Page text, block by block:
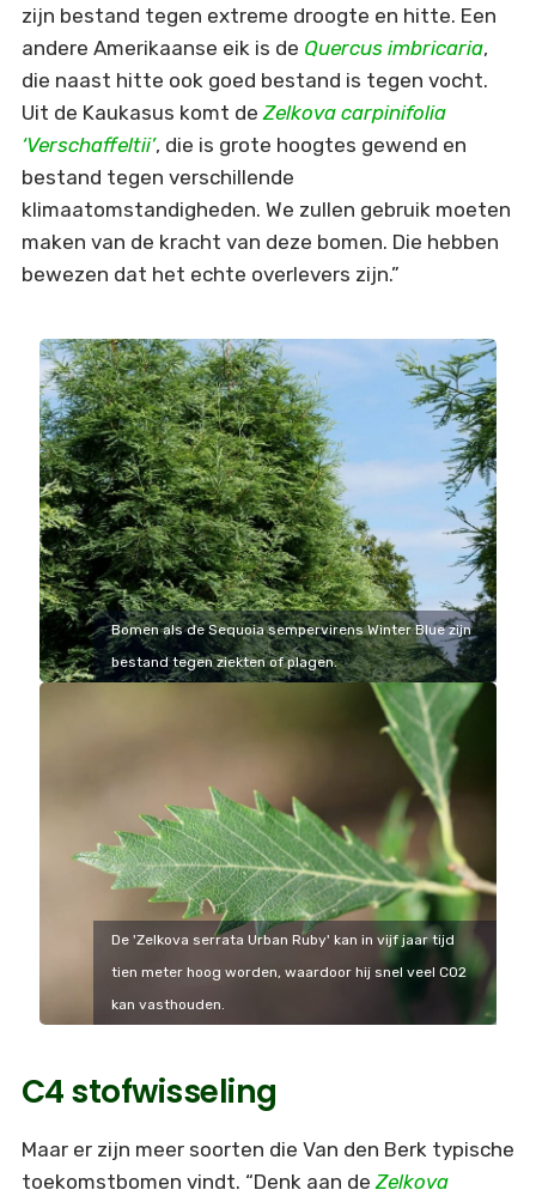
zijn bestand tegen extreme droogte en hitte. Een
andere Amerikaanse eik is de Quercus imbricaria,
die naast hitte ook goed bestand is tegen vocht.
Uit de Kaukasus komt deZelkova carpinifolia
‘Verschaffeltii’, die is grote hoogtes gewend en
bestand tegen verschillende
klimaatomstandigheden. We zullen gebruik moeten
maken van de kracht van deze bomen. Die hebben
bewezen dat het echte overlevers zijn.”
Bomen als de Sequoia sempervirens Winter Blue zijn
bestand tegen ziekten of plagen.
De 'Zelkova serrata Urban Ruby' kan in vijf jaar tijd
tien meter hoog worden, waardoor hij snel veel CO2
kan vasthouden.
C4 stofwisseling
Maar er zijn meer soorten die Van den Berk typische
toekomstbomen vindt. “Denk aan deZelkova